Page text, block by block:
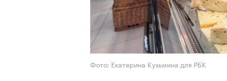
Фото: Екатерина Кузьмина для РБК